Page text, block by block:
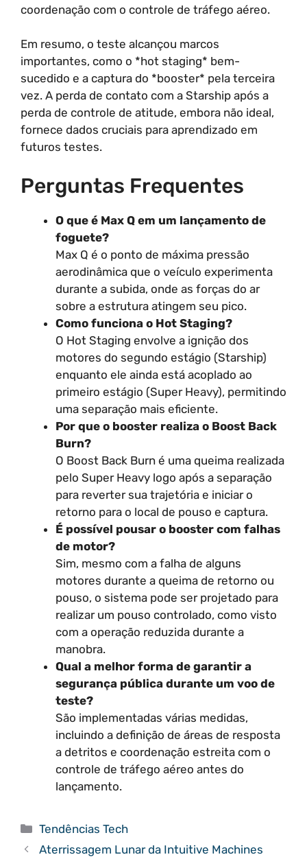
coordenação com o controle de tráfego aéreo.
Em resumo, o teste alcançou marcos
importantes, como o *hot staging* bem-
sucedido e a captura do *booster* pela terceira
vez. A perda de contato com a Starship após a
perda de controle de atitude, embora não ideal,
fornece dados cruciais para aprendizado em
futuros testes.
Perguntas Frequentes
O que é Max Q em um lançamento de
foguete?
Max Q é o ponto de máxima pressão
aerodinâmica que o veículo experimenta
durante a subida, onde as forças do ar
sobre a estrutura atingem seu pico.
Como funciona o Hot Staging?
O Hot Staging envolve a ignição dos
motores do segundo estágio (Starship)
enquanto ele ainda está acoplado ao
primeiro estágio (Super Heavy), permitindo
uma separação mais eficiente.
Por que o booster realiza o Boost Back
Burn?
O Boost Back Burn é uma queima realizada
pelo Super Heavy logo após a separação
para reverter sua trajetória e iniciar o
retorno para o local de pouso e captura.
É possível pousar o booster com falhas
de motor?
Sim, mesmo com a falha de alguns
motores durante a queima de retorno ou
pouso, o sistema pode ser projetado para
realizar um pouso controlado, como visto
com a operação reduzida durante a
manobra.
Qual a melhor forma de garantir a
segurança pública durante um voo de
teste?
São implementadas várias medidas,
incluindo a definição de áreas de resposta
a detritos e coordenação estreita com o
controle de tráfego aéreo antes do
lançamento.
Categorias
Tendências Tech
Aterrissagem Lunar da Intuitive Machines